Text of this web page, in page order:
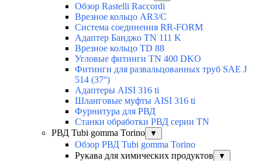
Обзор Rastelli Raccordi
Врезное кольцо AR3/C
Система соединения RR-FORM
Адаптер Банджо TN 111 K
Врезное кольцо TD 88
Угловые фитинги TN 400 DKO
Фитинги для развальцованных труб SAE J
514 (37°)
Адаптеры AISI 316 ti
Шланговые муфты AISI 316 ti
Фурнитура для РВД
Станки обработки РВД серии TN
РВД Tubi gomma Torino
▼
Обзор РВД Tubi gomma Torino
Рукава для химических продуктов
▼